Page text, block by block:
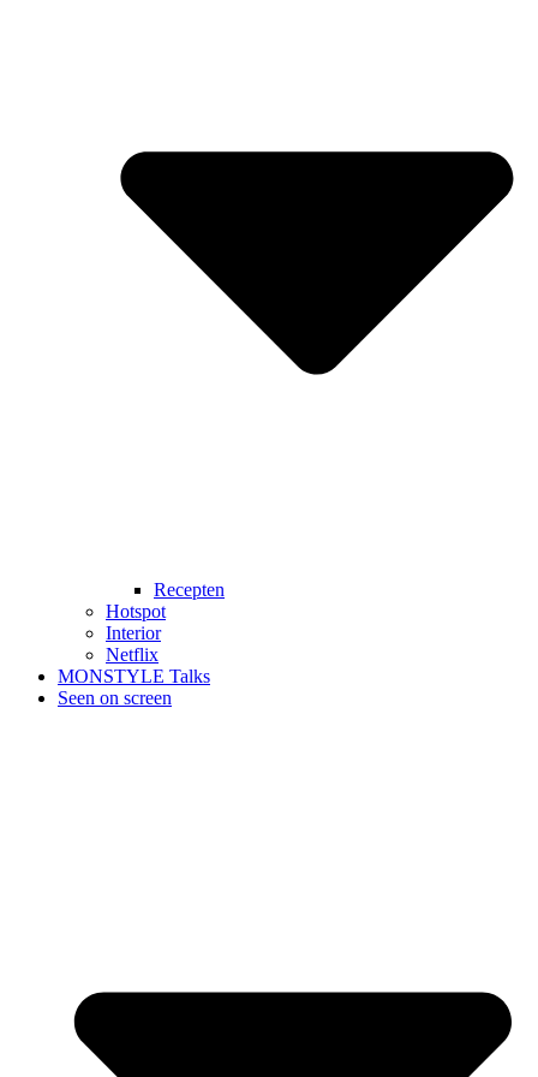
Recepten
Hotspot
Interior
Netflix
MONSTYLE Talks
Seen on screen